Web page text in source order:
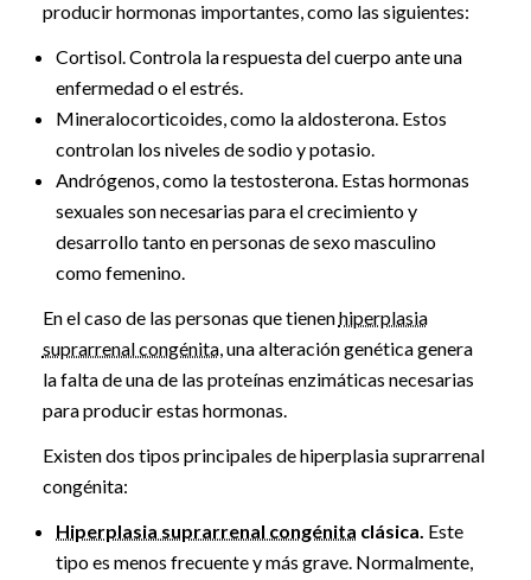
producir hormonas importantes, como las siguientes:
Cortisol. Controla la respuesta del cuerpo ante una
enfermedad o el estrés.
Mineralocorticoides, como la aldosterona. Estos
controlan los niveles de sodio y potasio.
Andrógenos, como la testosterona. Estas hormonas
sexuales son necesarias para el crecimiento y
desarrollo tanto en personas de sexo masculino
como femenino.
En el caso de las personas que tienenhiperplasia
suprarrenal congénita, una alteración genética genera
la falta de una de las proteínas enzimáticas necesarias
para producir estas hormonas.
Existen dos tipos principales de hiperplasia suprarrenal
congénita:
Hiperplasia suprarrenal congénita clásica. Este
tipo es menos frecuente y más grave. Normalmente,